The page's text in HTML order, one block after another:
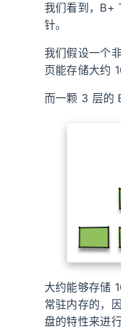
我们看到，B+
针。
我们假设一个
页能存储大约
而一颗 3 层的
大约能够存储
常驻内存的，
盘的特性来进